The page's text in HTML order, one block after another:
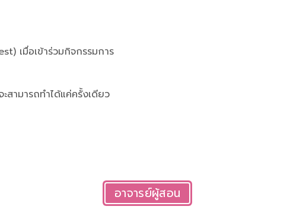
เมื่อเข้าร่วมกิจกรรมการ
สามารถทำได้แค่ครั้งเดียว
อาจารย์ผู้สอน